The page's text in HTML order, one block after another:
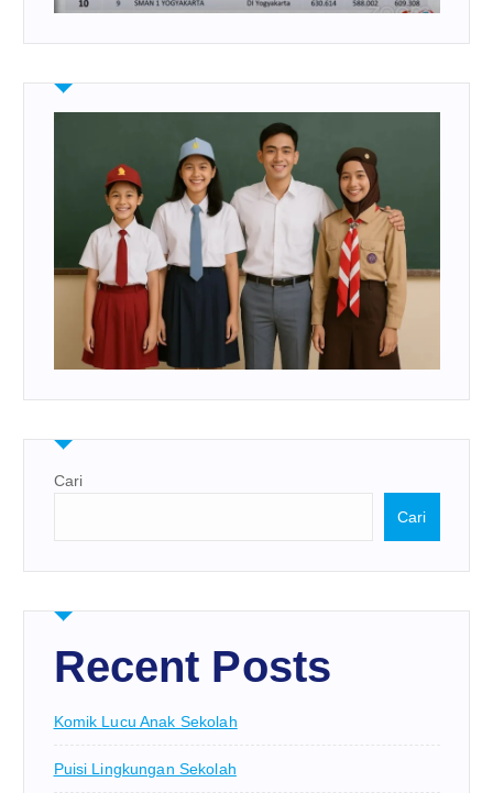
Cari
Cari
Recent Posts
Komik Lucu Anak Sekolah
Puisi Lingkungan Sekolah